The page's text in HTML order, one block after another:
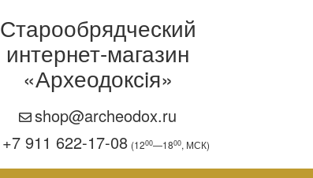
Старообрядческий
интернет-магазин
«Археодоксiя»
shop@archeodox.ru
+7 911 622-17-08 (1200—1800, МСК)